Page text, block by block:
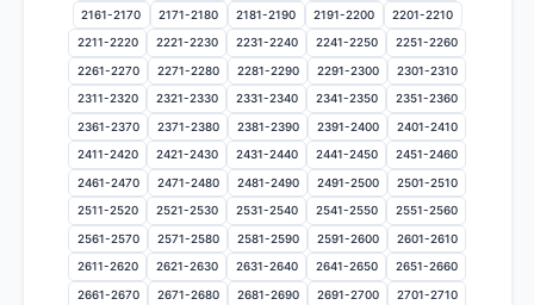
2161-2170 2171-2180 2181-2190 2191-2200 2201-2210
2211-2220 2221-2230 2231-2240 2241-2250 2251-2260
2261-2270 2271-2280 2281-2290 2291-2300 2301-2310
2311-2320 2321-2330 2331-2340 2341-2350 2351-2360
2361-2370 2371-2380 2381-2390 2391-2400 2401-2410
2411-2420 2421-2430 2431-2440 2441-2450 2451-2460
2461-2470 2471-2480 2481-2490 2491-2500 2501-2510
2511-2520 2521-2530 2531-2540 2541-2550 2551-2560
2561-2570 2571-2580 2581-2590 2591-2600 2601-2610
2611-2620 2621-2630 2631-2640 2641-2650 2651-2660
2661-2670 2671-2680 2681-2690 2691-2700 2701-2710